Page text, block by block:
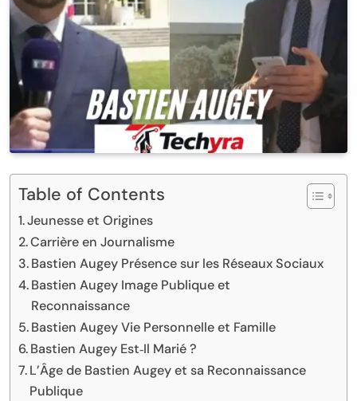
Table of Contents
Jeunesse et Origines
Carrière en Journalisme
Bastien Augey Présence sur les Réseaux Sociaux
Bastien Augey Image Publique et
Reconnaissance
Bastien Augey Vie Personnelle et Famille
Bastien Augey Est‑Il Marié ?
L’Âge de Bastien Augey et sa Reconnaissance
Publique